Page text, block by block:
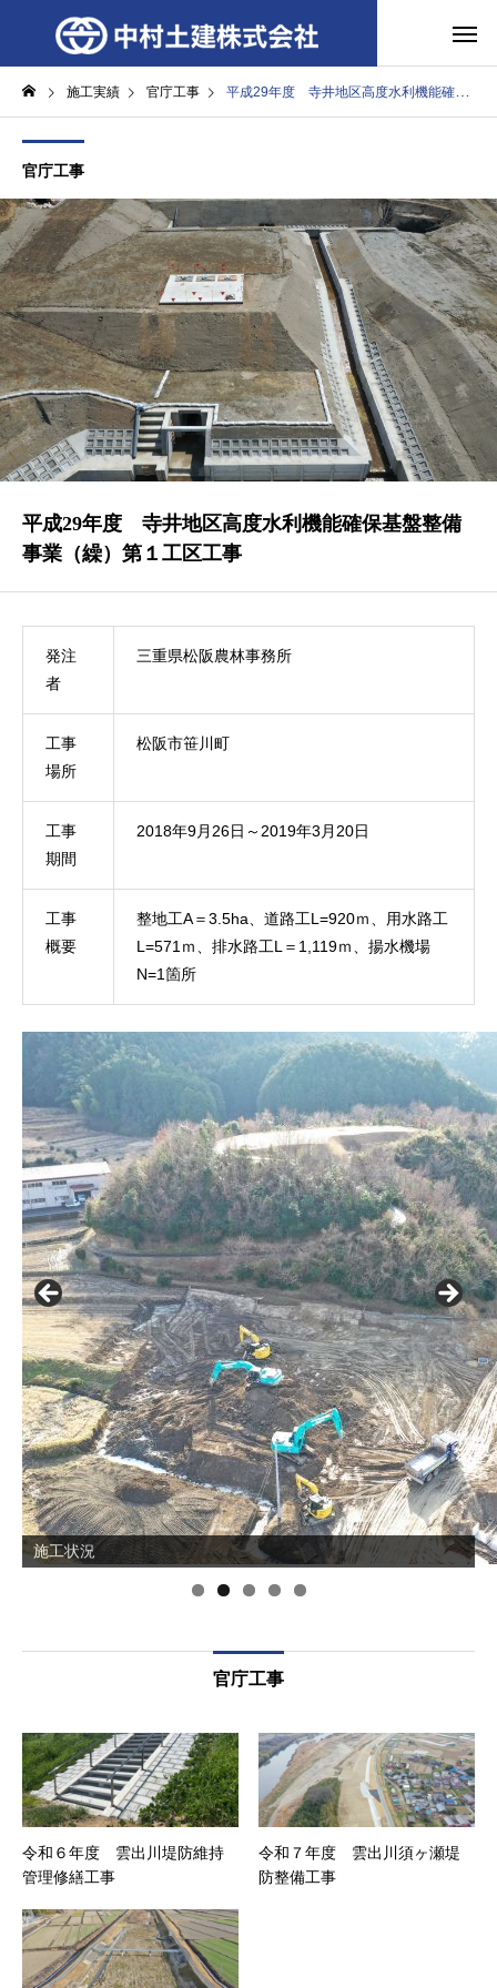
施工実績 官庁工事 平成29年度 寺井地区高度水利機能確保基盤整備事業（繰）第１工区工事
官庁工事
平成29年度 寺井地区高度水利機能確保基盤整備
事業（繰）第１工区工事
発注
者
三重県松阪農林事務所
工事
場所
松阪市笹川町
工事
期間
2018年9月26日～2019年3月20日
工事
概要
整地工A＝3.5ha、道路工L=920ｍ、用水路工
L=571ｍ、排水路工L＝1,119ｍ、揚水機場
N=1箇所
施工状況
官庁工事
令和６年度 雲出川堤防維持
管理修繕工事
令和７年度 雲出川須ヶ瀬堤
防整備工事